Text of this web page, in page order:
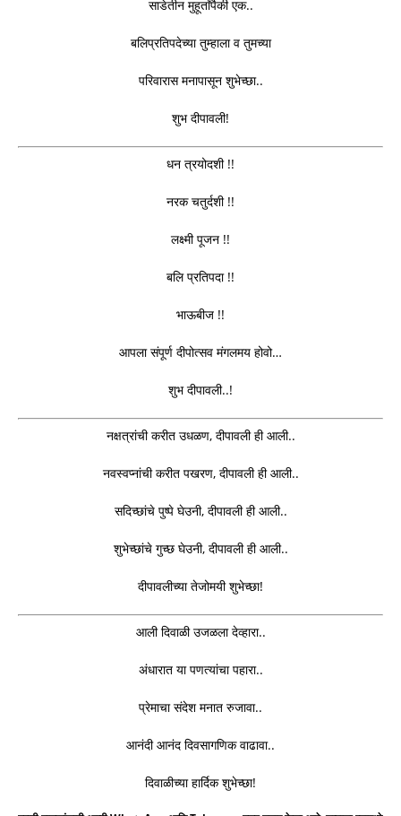
साडेतीन मुहूर्तांपैकी एक..
बलिप्रतिपदेच्या तुम्हाला व तुमच्या
परिवारास मनापासून शुभेच्छा..
शुभ दीपावली!
धन त्रयोदशी !!
नरक चतुर्दशी !!
लक्ष्मी पूजन !!
बलि प्रतिपदा !!
भाऊबीज !!
आपला संपूर्ण दीपोत्सव मंगलमय होवो…
शुभ दीपावली..!
नक्षत्रांची करीत उधळण, दीपावली ही आली..
नवस्वप्नांची करीत पखरण, दीपावली ही आली..
सदिच्छांचे पुष्पे घेउनी, दीपावली ही आली..
शुभेच्छांचे गुच्छ घेउनी, दीपावली ही आली..
दीपावलीच्या तेजोमयी शुभेच्छा!
आली दिवाळी उजळला देव्हारा..
अंधारात या पणत्यांचा पहारा..
प्रेमाचा संदेश मनात रुजावा..
आनंदी आनंद दिवसागणिक वाढावा..
दिवाळीच्या हार्दिक शुभेच्छा!